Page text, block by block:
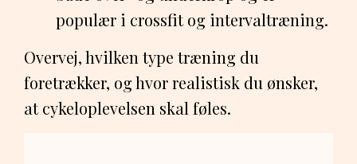
populær i crossfit og intervaltræning.
Overvej, hvilken type træning du
foretrækker, og hvor realistisk du ønsker,
at cykeloplevelsen skal føles.